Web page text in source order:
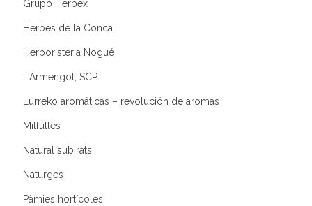
Grupo Herbex
Herbes de la Conca
Herboristeria Nogué
L'Armengol, SCP
Lurreko aromáticas – revolución de aromas
Milfulles
Natural subirats
Naturges
Pàmies hortícoles